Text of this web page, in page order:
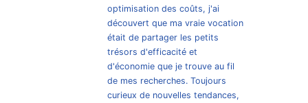
optimisation des coûts, j'ai
découvert que ma vraie vocation
était de partager les petits
trésors d'efficacité et
d'économie que je trouve au fil
de mes recherches. Toujours
curieux de nouvelles tendances,